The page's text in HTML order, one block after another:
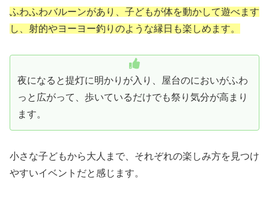
ふわふわバルーンがあり、子どもが体を動かして遊べます
し、射的やヨーヨー釣りのような縁日も楽しめます。
夜になると提灯に明かりが入り、屋台のにおいがふわ
っと広がって、歩いているだけでも祭り気分が高まり
ます。
小さな子どもから大人まで、それぞれの楽しみ方を見つけ
やすいイベントだと感じます。